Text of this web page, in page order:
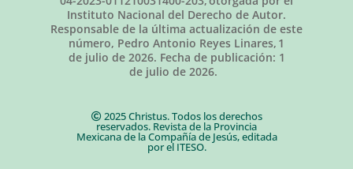
Instituto Nacional del Derecho de Autor.
Responsable de la última actualización de este
número, Pedro Antonio Reyes Linares, 1
de julio de 2026. Fecha de publicación: 1
de julio de 2026.
2025 Christus. Todos los derechos
reservados. Revista de la Provincia
Mexicana de la Compañía de Jesús, editada
por el ITESO.